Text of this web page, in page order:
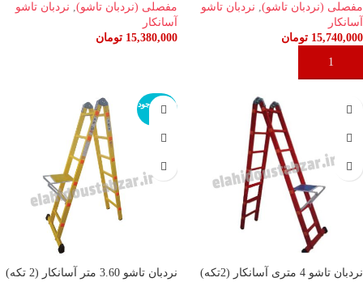
مفصلی (نردبان تاشو), نردبان تاشو
آسانکار
15,740,000 تومان
افزودن به سبد خرید
مفصلی (نردبان تاشو), نردبان تاشو
آسانکار
15,380,000 تومان
نردبان تاشو 4 متری آسانکار (2تکه)
اتمام موجود
نردبان تاشو 3.60 متر آسانکار (2 تکه)